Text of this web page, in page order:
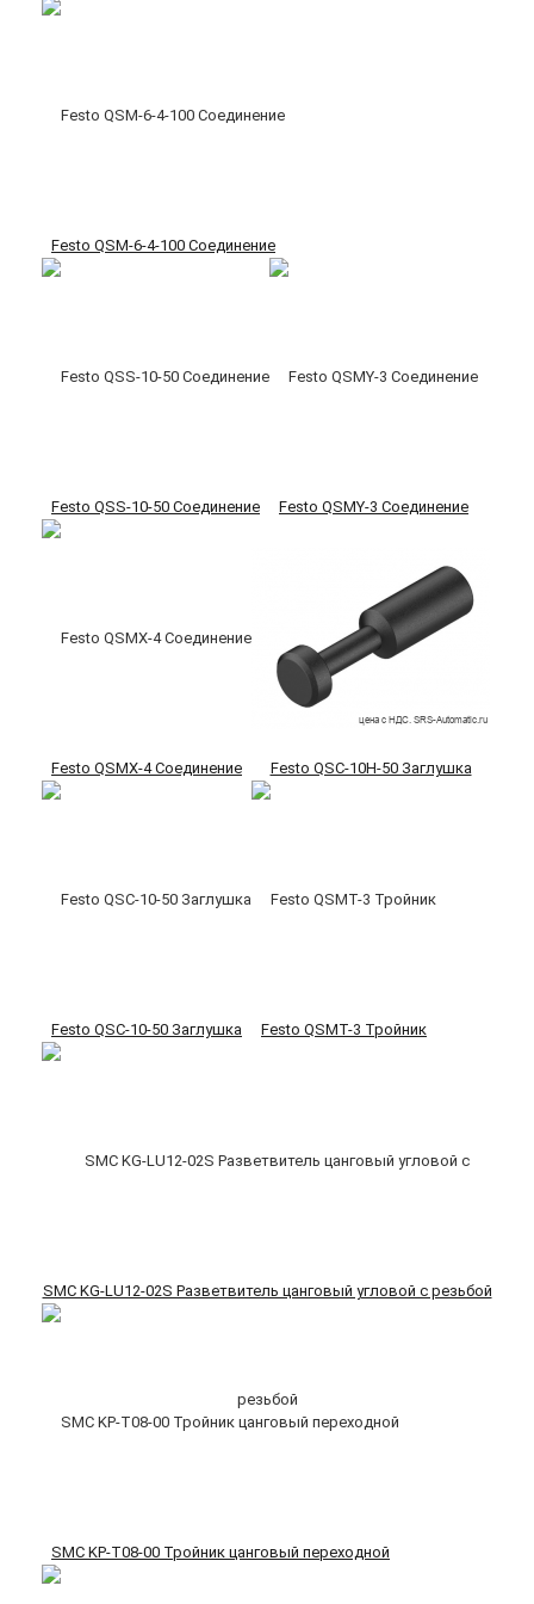
Festo QSM-6-4-100 Соединение
Festo QSS-10-50 Соединение Festo QSMY-3 Соединение
Festo QSMX-4 Соединение Festo QSC-10H-50 Заглушка
Festo QSC-10-50 Заглушка Festo QSMT-3 Тройник
SMC KG-LU12-02S Разветвитель цанговый угловой с резьбой
SMC KP-T08-00 Тройник цанговый переходной